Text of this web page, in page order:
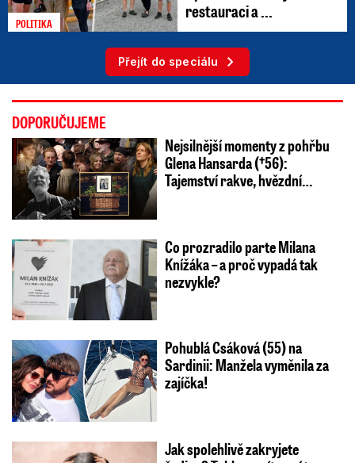
POLITIKA
restauraci a ...
Přejít do speciálu
DOPORUČUJEME
Nejsilnější momenty z pohřbu
Glena Hansarda (†56):
Tajemství rakve, hvězdní…
Co prozradilo parte Milana
Knížáka – a proč vypadá tak
nezvykle?
Pohublá Csáková (55) na
Sardinii: Manžela vyměnila za
zajíčka!
Jak spolehlivě zakryjete